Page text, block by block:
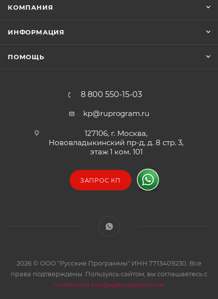
КОМПАНИЯ
ИНФОРМАЦИЯ
ПОМОЩЬ
8 800 550-15-03
kp@ruprogram.ru
127106, г. Москва,
Нововладыкинский пр-д, д. 8 стр. 3,
этаж 1 ком. 101
ЗАПРОС КП
2026 © ООО "Русские Программы" ИНН 7713409230. Все
права подтверждены. Пользуясь сайтом, вы соглашаетесь с
политикой конфиденциальности